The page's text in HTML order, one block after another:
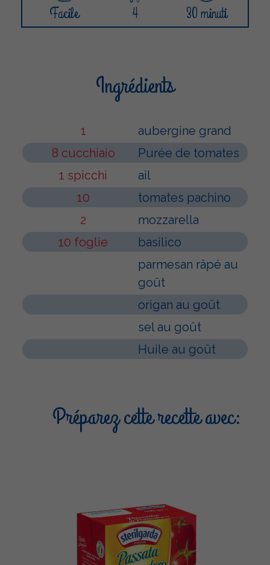
Facile 4 30 minuti
Ingrédients
1
aubergine grand
8 cucchiaio
Purée de tomates
1 spicchi
ail
10
tomates pachino
2
mozzarella
10 foglie
basilico
parmesan râpé au
goût
origan au goût
sel au goût
Huile au goût
Préparez cette recette avec: